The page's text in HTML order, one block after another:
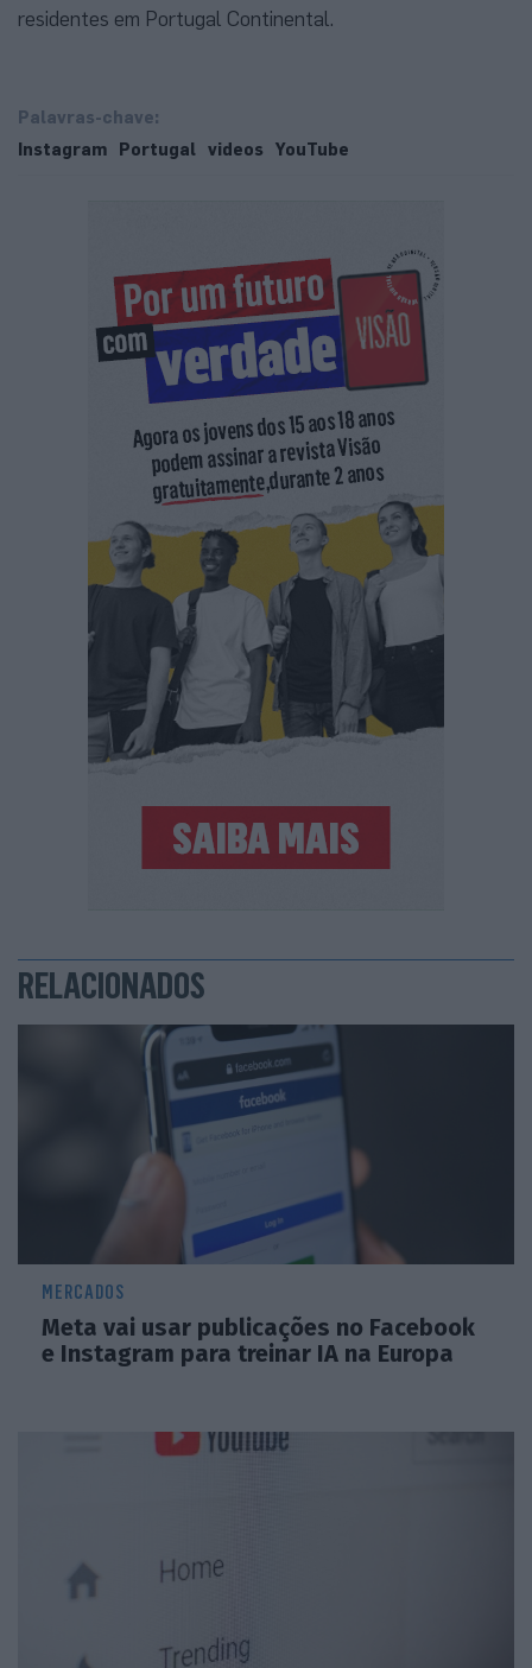
residentes em Portugal Continental.
Palavras-chave:
Instagram
Portugal videos YouTube
RELACIONADOS
MERCADOS
Meta vai usar publicações no Facebook
e Instagram para treinar IA na Europa